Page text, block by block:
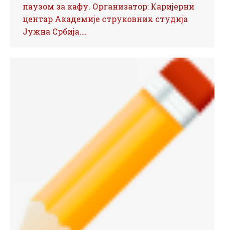
паузом за кафу. Организатор: Каријерни
центар Академије струковних студија
Јужна Србија.…